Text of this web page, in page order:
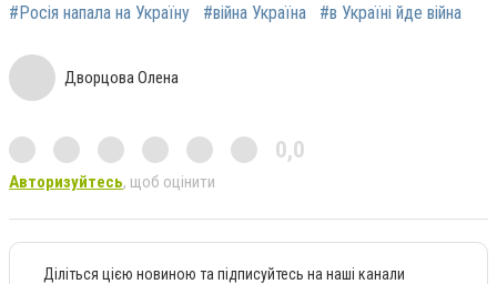
#Росія напала на Україну #війна Україна #в Україні йде війна
Дворцова Олена
0,0
Авторизуйтесь, щоб оцінити
Діліться цією новиною та підписуйтесь на наші канали